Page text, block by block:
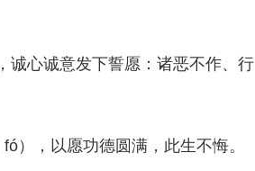
诚心诚意发下誓愿：诸恶不作、行
），以愿功德圆满，此生不悔。